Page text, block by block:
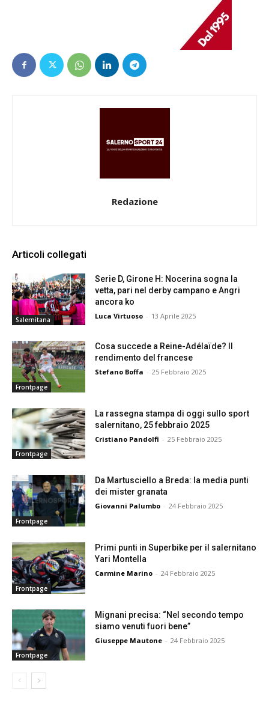
Redazione
Articoli collegati
Salernitana
Serie D, Girone H: Nocerina sogna la
vetta, pari nel derby campano e Angri
ancora ko
Luca Virtuoso - 13 Aprile 2025
Frontpage
Cosa succede a Reine-Adélaïde? Il
rendimento del francese
Stefano Boffa - 25 Febbraio 2025
Frontpage
La rassegna stampa di oggi sullo sport
salernitano, 25 febbraio 2025
Cristiano Pandolfi - 25 Febbraio 2025
Frontpage
Da Martusciello a Breda: la media punti
dei mister granata
Giovanni Palumbo - 24 Febbraio 2025
Frontpage
Primi punti in Superbike per il salernitano
Yari Montella
Carmine Marino - 24 Febbraio 2025
Frontpage
Mignani precisa: “Nel secondo tempo
siamo venuti fuori bene”
Giuseppe Mautone - 24 Febbraio 2025